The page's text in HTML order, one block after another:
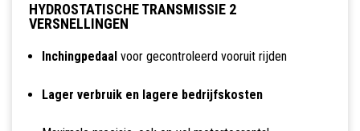
HYDROSTATISCHE TRANSMISSIE 2
VERSNELLINGEN
Inchingpedaal voor gecontroleerd vooruit rijden
Lager verbruik en lagere bedrijfskosten